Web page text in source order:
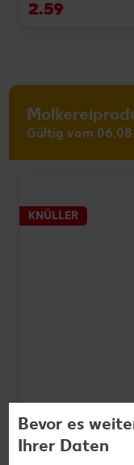
2.59
Gültig vom
KNÜLLER
Bevor es
Ihrer Daten